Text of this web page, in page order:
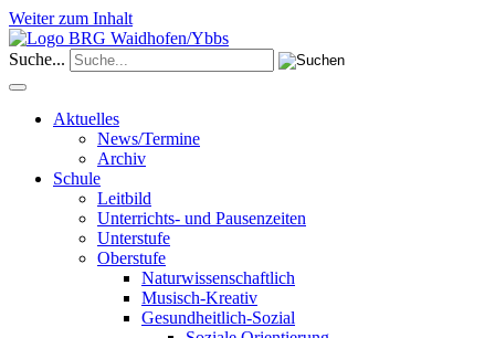
Weiter zum Inhalt
Suche...
Aktuelles
News/Termine
Archiv
Schule
Leitbild
Unterrichts- und Pausenzeiten
Unterstufe
Oberstufe
Naturwissenschaftlich
Musisch-Kreativ
Gesundheitlich-Sozial